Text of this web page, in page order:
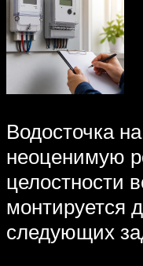
Водосточка
неоценимую
целостности
монтируется
следующих